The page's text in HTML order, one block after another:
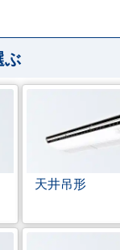
ぶ
天井吊形